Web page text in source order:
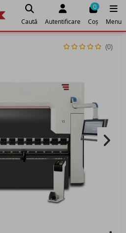
Caută Autentificare
0
Coș Menu
(0)